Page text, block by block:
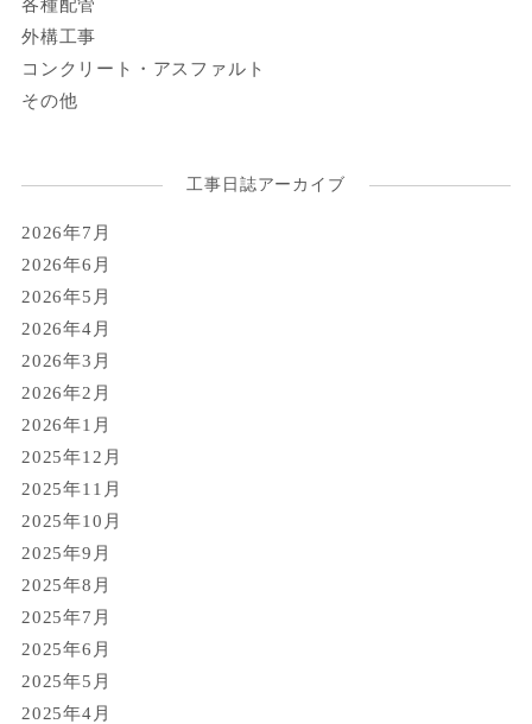
各種配管
外構工事
コンクリート・アスファルト
その他
工事日誌アーカイブ
2026年7月
2026年6月
2026年5月
2026年4月
2026年3月
2026年2月
2026年1月
2025年12月
2025年11月
2025年10月
2025年9月
2025年8月
2025年7月
2025年6月
2025年5月
2025年4月